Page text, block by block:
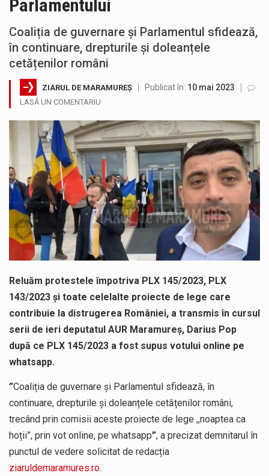
Vremea va fi caniculară. Disconfortul termic va fi accentuat, iar indicele temperatură-umezeală (ITU) va depăși pragul critic de 80 de…
A fost finalizat proiectul care prevede un nou spatiu de joacă pentru copiii din localitatea Tulghieș. Primarul comunei Miresu Mare,…
Parlamentului
Coaliția de guvernare și Parlamentul sfidează,
în continuare, drepturile și doleanțele
cetățenilor români
ZIARUL DE MARAMUREȘ Publicat în: 10 mai 2023
LASĂ UN COMENTARIU
Reluăm protestele împotriva PLX 145/2023, PLX
143/2023 și toate celelalte proiecte de lege care
contribuie la distrugerea României, a transmis în cursul
serii de ieri deputatul AUR Maramureș, Darius Pop
după ce PLX 145/2023 a fost supus votului online pe
whatsapp.
”Coaliția de guvernare și Parlamentul sfidează, în
continuare, drepturile și doleanțele cetățenilor români,
trecând prin comisii aceste proiecte de lege ,,noaptea ca
hoții”, prin vot online, pe whatsapp”, a precizat demnitarul în
punctul de vedere solicitat de redacția
ziaruldemaramures.ro.